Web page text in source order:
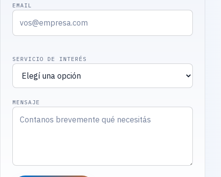
EMAIL
SERVICIO DE INTERÉS
MENSAJE